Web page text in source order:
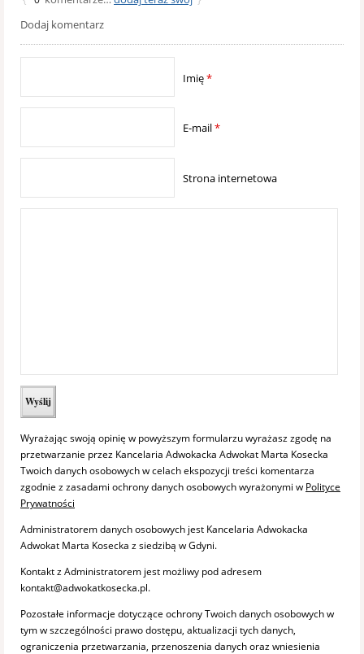
Dodaj komentarz
Imię*
E-mail*
Strona internetowa
Wyrażając swoją opinię w powyższym formularzu wyrażasz zgodę na
przetwarzanie przez Kancelaria Adwokacka Adwokat Marta Kosecka
Twoich danych osobowych w celach ekspozycji treści komentarza
zgodnie z zasadami ochrony danych osobowych wyrażonymi w Polityce
Prywatności
Administratorem danych osobowych jest Kancelaria Adwokacka
Adwokat Marta Kosecka z siedzibą w Gdyni.
Kontakt z Administratorem jest możliwy pod adresem
kontakt@adwokatkosecka.pl.
Pozostałe informacje dotyczące ochrony Twoich danych osobowych w
tym w szczególności prawo dostępu, aktualizacji tych danych,
ograniczenia przetwarzania, przenoszenia danych oraz wniesienia